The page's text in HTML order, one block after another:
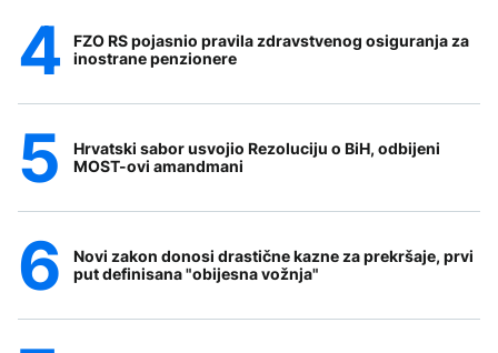
FZO RS pojasnio pravila zdravstvenog osiguranja za
inostrane penzionere
Hrvatski sabor usvojio Rezoluciju o BiH, odbijeni
MOST-ovi amandmani
Novi zakon donosi drastične kazne za prekršaje, prvi
put definisana "obijesna vožnja"